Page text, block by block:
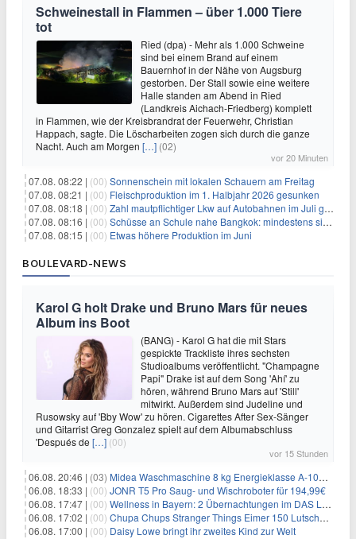
Schweinestall in Flammen – über 1.000 Tiere
tot
Ried (dpa) - Mehr als 1.000 Schweine
sind bei einem Brand auf einem
Bauernhof in der Nähe von Augsburg
gestorben. Der Stall sowie eine weitere
Halle standen am Abend in Ried
(Landkreis Aichach-Friedberg) komplett
in Flammen, wie der Kreisbrandrat der Feuerwehr, Christian
Happach, sagte. Die Löscharbeiten zogen sich durch die ganze
Nacht. Auch am Morgen […] (02)
vor 20 Minuten
07.08. 08:22 | (00) Sonnenschein mit lokalen Schauern am Freitag
07.08. 08:21 | (00) Fleischproduktion im 1. Halbjahr 2026 gesunken
07.08. 08:18 | (00) Zahl mautpflichtiger Lkw auf Autobahnen im Juli gestiegen
07.08. 08:16 | (00) Schüsse an Schule nahe Bangkok: mindestens sieben Tote
07.08. 08:15 | (00) Etwas höhere Produktion im Juni
BOULEVARD-NEWS
Karol G holt Drake und Bruno Mars für neues
Album ins Boot
(BANG) - Karol G hat die mit Stars
gespickte Trackliste ihres sechsten
Studioalbums veröffentlicht. "Champagne
Papi" Drake ist auf dem Song 'Ahí' zu
hören, während Bruno Mars auf 'Still'
mitwirkt. Außerdem sind Judeline und
Rusowsky auf 'Bby Wow' zu hören. Cigarettes After Sex-Sänger
und Gitarrist Greg Gonzalez spielt auf dem Albumabschluss
'Después de […] (00)
vor 15 Stunden
06.08. 20:46 | (03) Midea Waschmaschine 8 kg Energieklasse A-10% 1400 U/Min für 289,97€
06.08. 18:33 | (00) JONR T5 Pro Saug- und Wischroboter für 194,99€
06.08. 17:47 | (00) Wellness in Bayern: 2 Übernachtungen im DAS LUDWIG Sports Resort inkl. HP + Wellness ab 174€ p.P.
06.08. 17:02 | (00) Chupa Chups Stranger Things Eimer 150 Lutscher für 21,95€
06.08. 17:00 | (00) Daisy Lowe bringt ihr zweites Kind zur Welt